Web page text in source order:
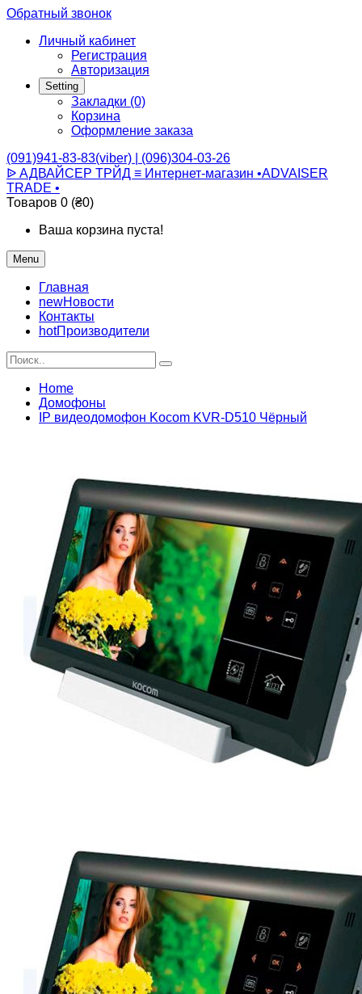
Обратный звонок
Личный кабинет
Регистрация
Авторизация
Setting
Закладки (0)
Корзина
Оформление заказа
(091)941-83-83(viber) | (096)304-03-26
ᐉ АДВАЙСЕР ТРЙД ≡ Интернет-магазин •ADVAISER
TRADE •
Товаров 0 (₴0)
Ваша корзина пуста!
Menu
Главная
newНовости
Контакты
hotПроизводители
Home
Домофоны
IP видеодомофон Kocom KVR-D510 Чёрный